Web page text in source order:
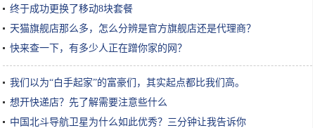
终于成功更换了移动8块套餐
天猫旗舰店那么多，怎么分辨是官方旗舰店还是代理商？
快来查一下，有多少人正在蹭你家的网？
我们以为“白手起家”的富豪们，其实起点都比我们高。
想开快递店？先了解需要注意些什么
中国北斗导航卫星为什么如此优秀？三分钟让我告诉你